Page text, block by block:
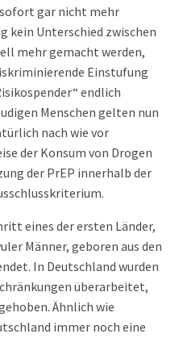
gar nicht mehr
kein Unterschied zwischen
mehr gemacht werden,
Einstufung
endlich
Menschen gelten nun
nach wie vor
der Konsum von Drogen
der PrEP innerhalb der
eines der ersten Länder,
Männer, geboren aus den
In Deutschland wurden
überarbeitet,
Ähnlich wie
immer noch eine